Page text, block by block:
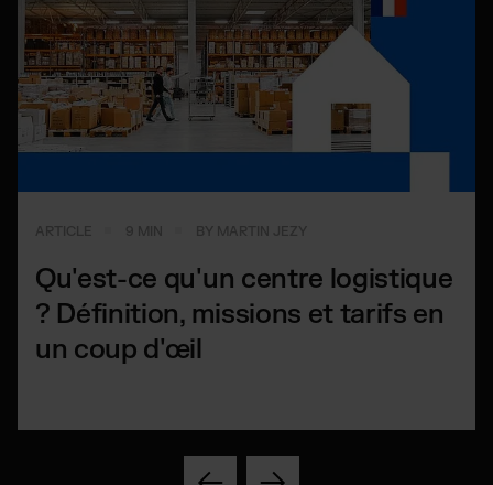
Qu'est-ce qu'un centre logistique
? Définition, missions et tarifs en
un coup d'œil